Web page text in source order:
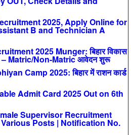
2025, Apply Online for
B and Technician A
2025 Munger: बिहार विकास
– Matric/Non-Matric आवेदन शुरू
Camp 2025: बिहार में राशन कार्ड
Admit Card 2025 Out on 6th
Supervisor Recruitment
Posts | Notification No.